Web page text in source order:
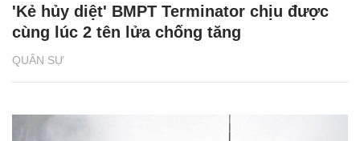
QUÂN SỰ
'Kẻ hủy diệt' BMPT Terminator chịu được
cùng lúc 2 tên lửa chống tăng